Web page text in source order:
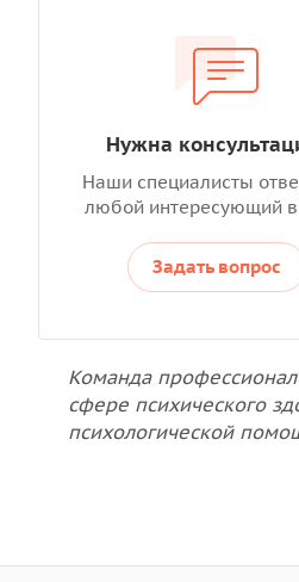
Нужна
Наши специалисты
любой интересующий
Задать вопрос
Команда
сфере психического
психологической